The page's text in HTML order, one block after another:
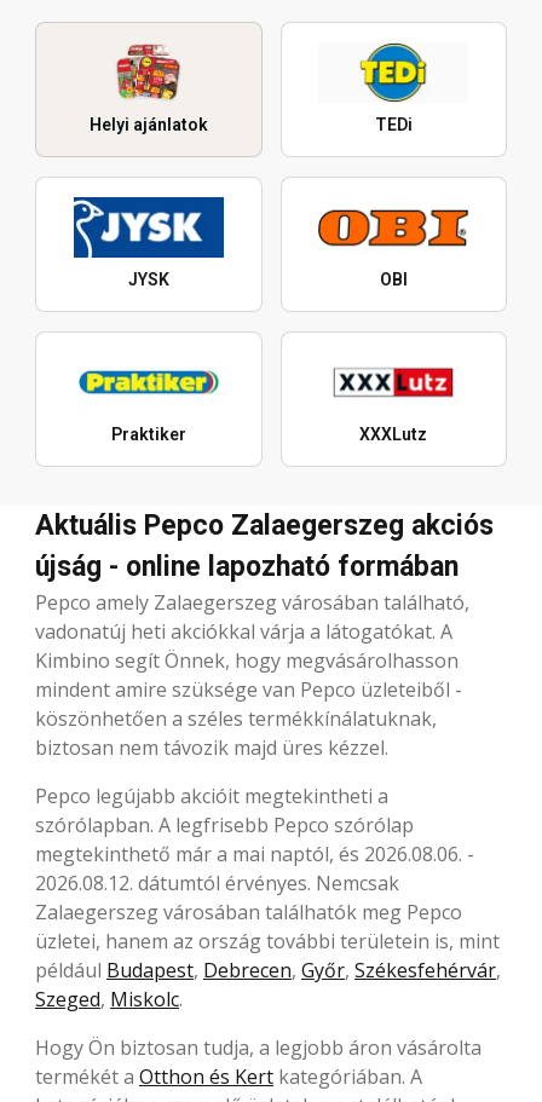
Helyi ajánlatok TEDi
JYSK OBI
Praktiker XXXLutz
Aktuális Pepco Zalaegerszeg akciós
újság - online lapozható formában
Pepco amely Zalaegerszeg városában található,
vadonatúj heti akciókkal várja a látogatókat. A
Kimbino segít Önnek, hogy megvásárolhasson
mindent amire szüksége van Pepco üzleteiből -
köszönhetően a széles termékkínálatuknak,
biztosan nem távozik majd üres kézzel.
Pepco legújabb akcióit megtekintheti a
szórólapban. A legfrisebb Pepco szórólap
megtekinthető már a mai naptól, és 2026.08.06. -
2026.08.12. dátumtól érvényes. Nemcsak
Zalaegerszeg városában találhatók meg Pepco
üzletei, hanem az ország további területein is, mint
például Budapest, Debrecen, Győr, Székesfehérvár,
Szeged, Miskolc.
Hogy Ön biztosan tudja, a legjobb áron vásárolta
termékét a Otthon és Kert kategóriában. A